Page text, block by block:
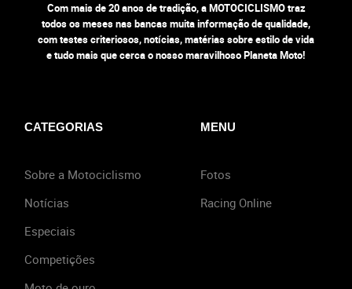
Com mais de 20 anos de tradição, a MOTOCICLISMO traz
todos os meses nas bancas muita informação de qualidade,
com testes criteriosos, notícias, matérias sobre estilo de vida
e tudo mais que cerca o nosso maravilhoso Planeta Moto!
CATEGORIAS
Sobre a Motociclismo
Notícias
Especiais
Competições
MENU
Fotos
Racing Online